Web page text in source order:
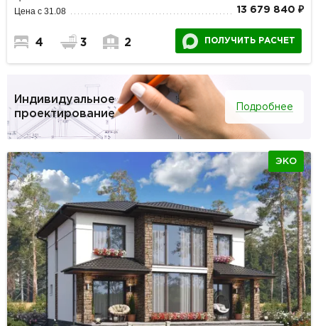
Цена с 31.08 13 679 840 ₽
4 3 2 ПОЛУЧИТЬ РАСЧЕТ
Индивидуальное
проектирование
Подробнее
ЭКО